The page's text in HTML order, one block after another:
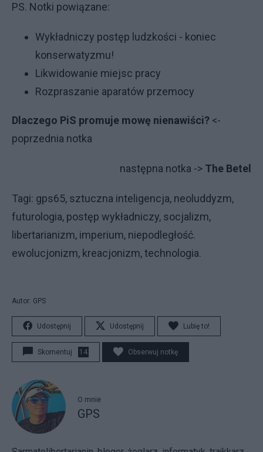
PS. Notki powiązane:
Wykładniczy postęp ludzkości - koniec
konserwatyzmu!
Likwidowanie miejsc pracy
Rozpraszanie aparatów przemocy
Dlaczego PiS promuje mowę nienawiści? <-
poprzednia notka
następna notka -> The Betel
Tagi: gps65, sztuczna inteligencja, neoluddyzm,
futurologia, postęp wykładniczy, socjalizm,
libertarianizm, imperium, niepodległość.
ewolucjonizm, kreacjonizm, technologia.
Autor: GPS
Udostępnij Udostępnij Lubię to!
Skomentuj 14 Obserwuj notkę
O mnie
GPS